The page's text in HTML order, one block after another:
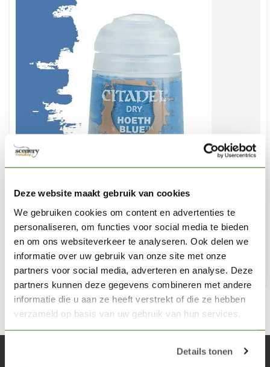
Deze website maakt gebruik van cookies
We gebruiken cookies om content en advertenties te
personaliseren, om functies voor social media te bieden
en om ons websiteverkeer te analyseren. Ook delen we
informatie over uw gebruik van onze site met onze
partners voor social media, adverteren en analyse. Deze
partners kunnen deze gegevens combineren met andere
informatie die u aan ze heeft verstrekt of die ze hebben
verzameld op basis van uw gebruik van hun services.
Details tonen
Hoeth Blue - Dry Paint - 12ml - 23-18
€3,60
Op voorraad